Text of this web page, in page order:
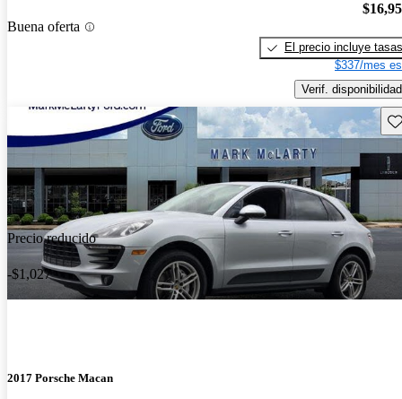
Buena oferta
El precio incluye tasas
$337/mes
Verif. disponibilidad
Precio reducido
-$1,027
2017 Porsche Macan